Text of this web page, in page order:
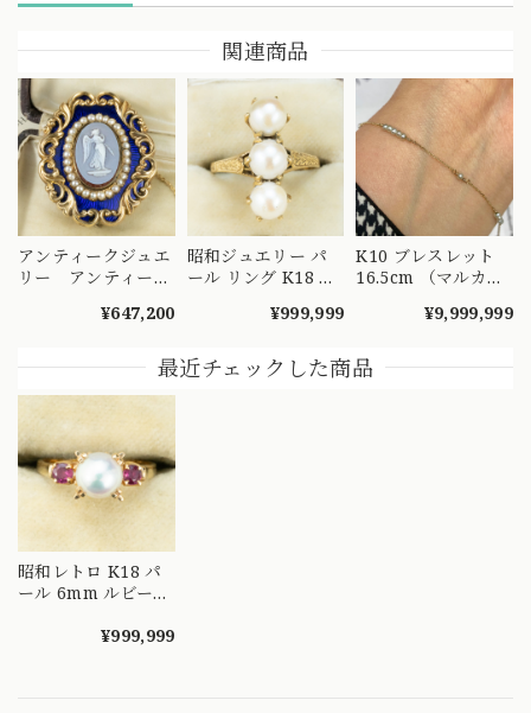
関連商品
アンティークジュエ
リー アンティーク
28.0g 昔の職人の技
術が詰まった美しい
作品 MOBR00032
¥647,200
昭和ジュエリー パ
ール リング K18 ヴ
トロ 月桂樹モチー
珠 真珠 ゴールド 指
輪 MOR00640
¥999,999
K10 ブレスレット
16.5cm （マルカン
ール ステーション
OBT00003
¥9,999,999
最近チェックした商品
昭和レトロ K18 パ
ール 6mm ルビー
珠とルビーが彩るヴ
¥999,999